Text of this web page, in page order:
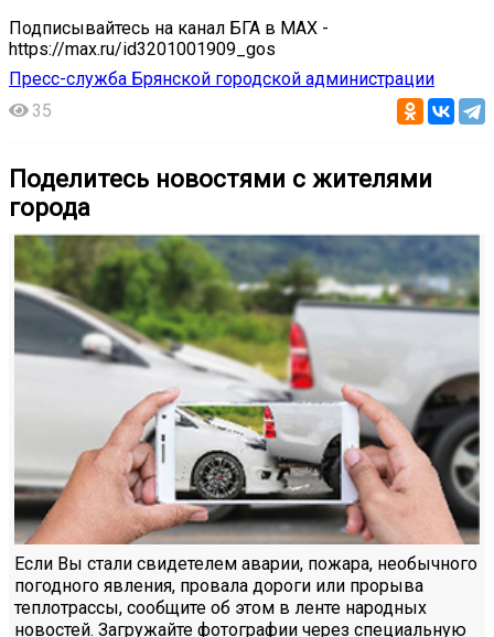
Подписывайтесь на канал БГА в MAX -
https://max.ru/id3201001909_gos
Пресс-служба Брянской городской администрации
35
Поделитесь новостями с жителями
города
Если Вы стали свидетелем аварии, пожара, необычного
погодного явления, провала дороги или прорыва
теплотрассы, сообщите об этом в ленте народных
новостей. Загружайте фотографии через специальную